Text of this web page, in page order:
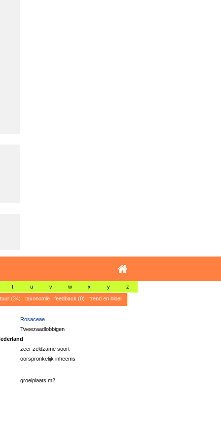
t u v w x y z
(34) | taxonomie| feedback (0) | trend en bloei
Rosaceae
Tweezaadlobbigen
zeer zeldzame soort
oorspronkelijk inheems
groeiplaats m2